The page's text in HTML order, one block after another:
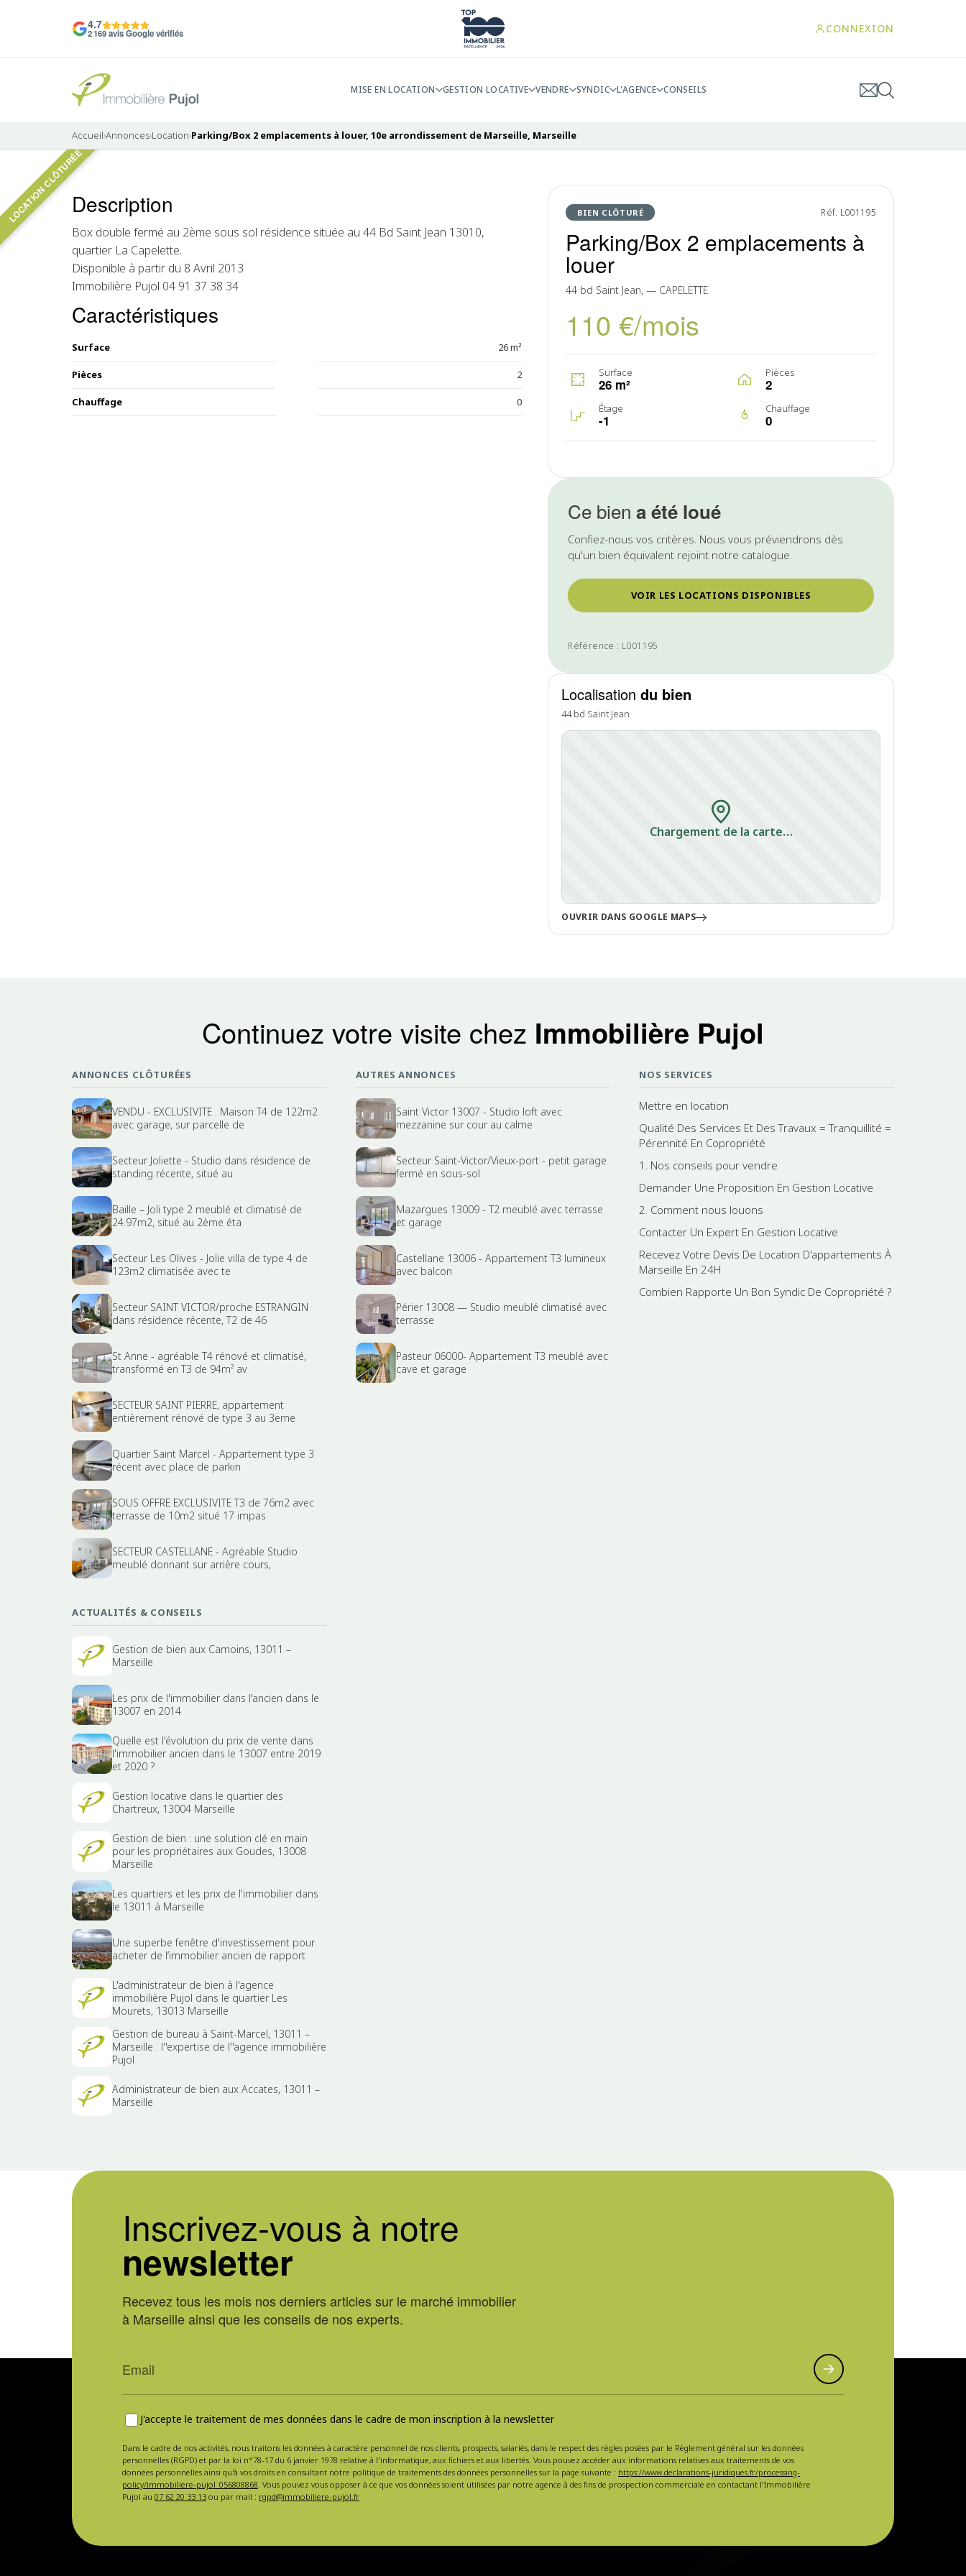
4.7
2 169 avis Google vérifiés CONNEXION
MISE EN LOCATION GESTION LOCATIVE VENDRE SYNDIC L'AGENCE CONSEILS
Accueil›Annonces›Location›Parking/Box 2 emplacements à louer, 10e arrondissement de Marseille, Marseille
LOCATION CLÔTURÉE BIEN CLÔTURÉ Réf. L001195
Parking/Box 2 emplacements à
louer
44 bd Saint Jean, — CAPELETTE
110 €/mois
Surface
26 m²
Pièces
2
Étage
-1
Chauffage
0
Ce biena été loué
Confiez-nous vos critères. Nous vous préviendrons dès
qu'un bien équivalent rejoint notre catalogue.
VOIR LES LOCATIONS DISPONIBLES
Référence : L001195
Localisationdu bien
44 bd Saint Jean
Chargement de la carte…
OUVRIR DANS GOOGLE MAPS
LOUÉ
Description
Box double fermé au 2ème sous sol résidence située au 44 Bd Saint Jean 13010,
quartier La Capelette.
Disponible à partir du 8 Avril 2013
Immobilière Pujol 04 91 37 38 34
Caractéristiques
Surface 26 m²
Pièces 2
Chauffage 0
Continuez votre visite chez Immobilière Pujol
ANNONCES CLÔTURÉES
VENDU - EXCLUSIVITE . Maison T4 de 122m2
avec garage, sur parcelle de
Secteur Joliette - Studio dans résidence de
standing récente, situé au
Baille – Joli type 2 meublé et climatisé de
24.97m2, situé au 2ème éta
Secteur Les Olives - Jolie villa de type 4 de
123m2 climatisée avec te
Secteur SAINT VICTOR/proche ESTRANGIN
dans résidence récente, T2 de 46
St Anne - agréable T4 rénové et climatisé,
transformé en T3 de 94m² av
SECTEUR SAINT PIERRE, appartement
entièrement rénové de type 3 au 3eme
Quartier Saint Marcel - Appartement type 3
récent avec place de parkin
SOUS OFFRE EXCLUSIVITE T3 de 76m2 avec
terrasse de 10m2 situé 17 impas
SECTEUR CASTELLANE - Agréable Studio
meublé donnant sur arrière cours,
AUTRES ANNONCES
Saint Victor 13007 - Studio loft avec
mezzanine sur cour au calme
Secteur Saint-Victor/Vieux-port - petit garage
fermé en sous-sol
Mazargues 13009 - T2 meublé avec terrasse
et garage
Castellane 13006 - Appartement T3 lumineux
avec balcon
Périer 13008 — Studio meublé climatisé avec
terrasse
Pasteur 06000- Appartement T3 meublé avec
cave et garage
NOS SERVICES
Mettre en location
Qualité Des Services Et Des Travaux = Tranquillité =
Pérennité En Copropriété
1. Nos conseils pour vendre
Demander Une Proposition En Gestion Locative
2. Comment nous louons
Contacter Un Expert En Gestion Locative
Recevez Votre Devis De Location D'appartements À
Marseille En 24H
Combien Rapporte Un Bon Syndic De Copropriété ?
ACTUALITÉS & CONSEILS
Gestion de bien aux Camoins, 13011 –
Marseille
Les prix de l'immobilier dans l'ancien dans le
13007 en 2014
Quelle est l'évolution du prix de vente dans
l'immobilier ancien dans le 13007 entre 2019
et 2020 ?
Gestion locative dans le quartier des
Chartreux, 13004 Marseille
Gestion de bien : une solution clé en main
pour les propriétaires aux Goudes, 13008
Marseille
Les quartiers et les prix de l'immobilier dans
le 13011 à Marseille
Une superbe fenêtre d'investissement pour
acheter de l’immobilier ancien de rapport
L'administrateur de bien à l'agence
immobilière Pujol dans le quartier Les
Mourets, 13013 Marseille
Gestion de bureau à Saint-Marcel, 13011 –
Marseille : l''expertise de l''agence immobilière
Pujol
Administrateur de bien aux Accates, 13011 –
Marseille
Inscrivez-vous à notre
newsletter
Recevez tous les mois nos derniers articles sur le marché immobilier
à Marseille ainsi que les conseils de nos experts.
J'accepte le traitement de mes données dans le cadre de mon inscription à la newsletter
Dans le cadre de nos activités, nous traitons les données à caractère personnel de nos clients, prospects, salariés, dans le respect des règles posées par le Règlement général sur les données
personnelles (RGPD) et par la loi n°78-17 du 6 janvier 1978 relative à l'informatique, aux fichiers et aux libertés. Vous pouvez accéder aux informations relatives aux traitements de vos
données personnelles ainsi qu'à vos droits en consultant notre politique de traitements des données personnelles sur la page suivante : https://www.declarations-juridiques.fr/processing-
policy/immobiliere-pujol_056808868. Vous pouvez vous opposer à ce que vos données soient utilisées par notre agence à des fins de prospection commerciale en contactant l'Immobilière
Pujol au 07 62 20 33 13 ou par mail : rgpd@immobiliere-pujol.fr